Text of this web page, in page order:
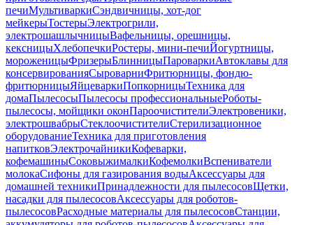
печиМультиваркиСэндвичницы, хот-дог
мейкерыТостерыЭлектрогрили,
электрошашлычницыВафельницы, орешницы,
кексницыХлебопечкиРостеры, мини-печиЙогуртницы,
мороженицыФризерыБлинницыПароваркиАвтоклавы для
консервированияСыроварниФритюрницы, фондю-
фритюрницыЯйцеваркиПопкорницыТехника для
домаПылесосыПылесосы профессиональныеРоботы-
пылесосы, мойщики оконПароочистителиЭлектровеники,
электрошвабрыСтеклоочистителиСтерилизационное
оборудованиеТехника для приготовления
напитковЭлектрочайникиКофеварки,
кофемашиныСоковыжималкиКофемолкиВспениватели
молокаСифоны для газирования водыАксессуары для
домашней техникиПринадлежности для пылесосовЩетки,
насадки для пылесосовАксессуары для роботов-
пылесосовРасходные материалы для пылесосовСтанции,